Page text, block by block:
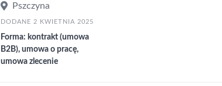
Pszczyna
DODANE 2 KWIETNIA 2025
Forma: kontrakt (umowa
B2B), umowa o pracę,
umowa zlecenie